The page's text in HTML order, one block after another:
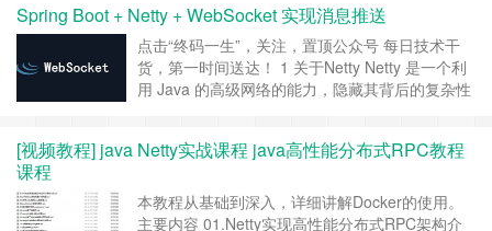
Spring Boot + Netty + WebSocket 实现消息推送
点击“终码一生”，关注，置顶公众号 每日技术干
货，第一时间送达！ 1 关于Netty Netty 是一个利
用 Java 的高级网络的能力，隐藏其背后的复杂性
……继续阅读 »
[视频教程] java Netty实战课程 java高性能分布式RPC教程
课程
本教程从基础到深入，详细讲解Docker的使用。
主要内容 01.Netty实现高性能分布式RPC架构介